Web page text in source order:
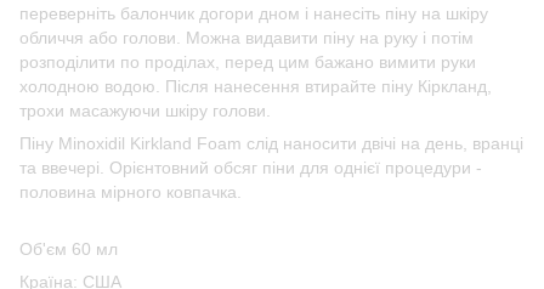
переверніть балончик догори дном і нанесіть піну на шкіру
обличчя або голови. Можна видавити піну на руку і потім
розподілити по проділах, перед цим бажано вимити руки
холодною водою. Після нанесення втирайте піну Кіркланд,
трохи масажуючи шкіру голови.
Піну Minoxidil Kirkland Foam слід наносити двічі на день, вранці
та ввечері. Орієнтовний обсяг піни для однієї процедури -
половина мірного ковпачка.
Об'єм 60 мл
Країна: США